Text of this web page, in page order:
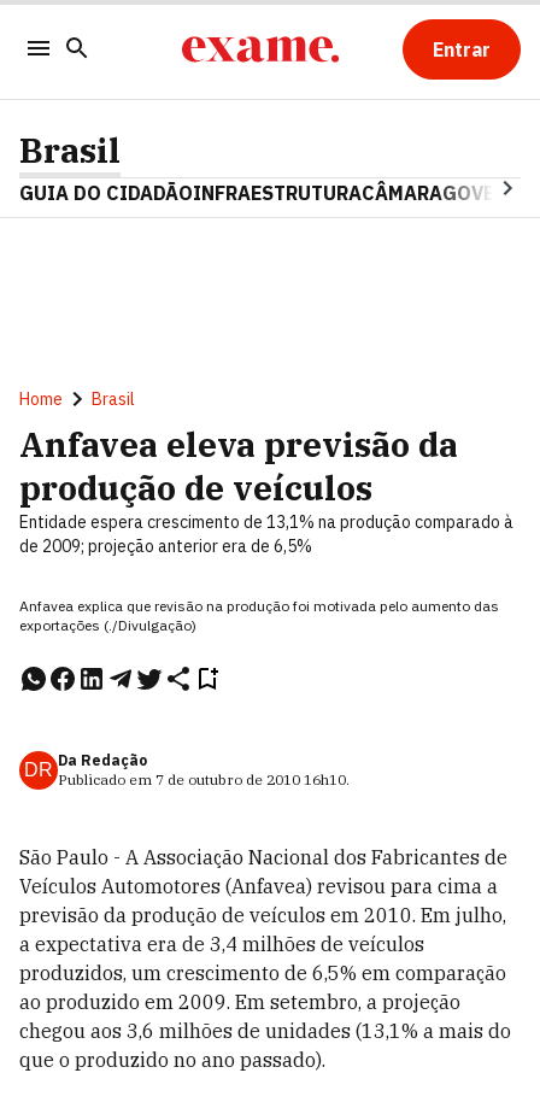
Entrar
Brasil
GUIA DO CIDADÃOINFRAESTRUTURACÂMARAGOVERNO
Home Brasil
Anfavea eleva previsão da
produção de veículos
Entidade espera crescimento de 13,1% na produção comparado à
de 2009; projeção anterior era de 6,5%
Anfavea explica que revisão na produção foi motivada pelo aumento das
exportações (./Divulgação)
DR Da Redação
Publicado em 7 de outubro de 2010 16h10.
São Paulo - A Associação Nacional dos Fabricantes de
Veículos Automotores (Anfavea) revisou para cima a
previsão da produção de veículos em 2010. Em julho,
a expectativa era de 3,4 milhões de veículos
produzidos, um crescimento de 6,5% em comparação
ao produzido em 2009. Em setembro, a projeção
chegou aos 3,6 milhões de unidades (13,1% a mais do
que o produzido no ano passado).